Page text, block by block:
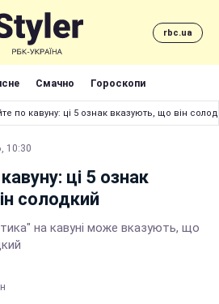
rbc.ua
Смачно Гороскопи
по кавуну: ці 5 ознак вказують, що він
10:30
ці 5 ознак
солодкий
на кавуні може вказують, що